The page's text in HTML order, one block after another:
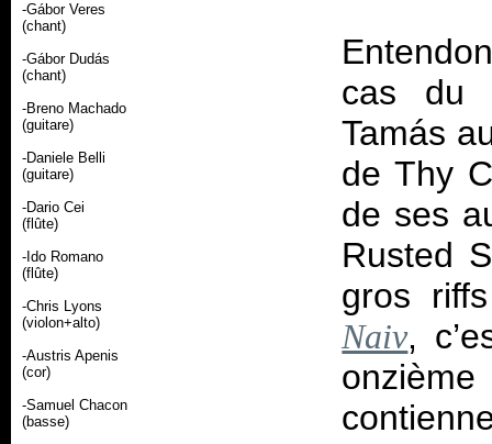
-Gábor Veres
(chant)
-Gábor Dudás
(chant)
-Breno Machado
(guitare)
-Daniele Belli
(guitare)
-Dario Cei
(flûte)
-Ido Romano
(flûte)
-Chris Lyons
(violon+alto)
-Austris Apenis
(cor)
-Samuel Chacon
(basse)
cas du
Tamás
de Thy
de ses
Rusted
gros
Naiv,